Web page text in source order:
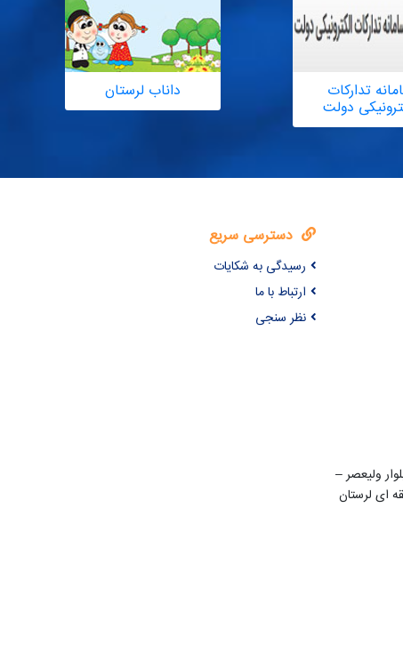
تدارکات
دولت
داناب لرستان
دسترسی سریع
رسیدگی به شکایات
ارتباط با ما
نظر سنجی
22 بهمن – بلوار ولیعصر –